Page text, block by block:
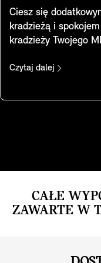
Ciesz się
kradzieżą i
kradzieży Twojego
sygnał
systemu.
Czytaj dalej
CAŁE
ZAWARTE W